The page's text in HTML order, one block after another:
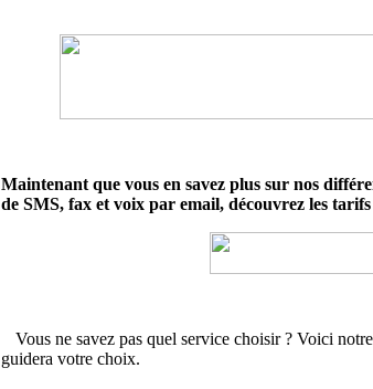
Maintenant que vous en savez plus sur nos
de SMS, fax et voix par email, découvrez les
Vous ne savez pas quel service choisir ? Voici notre
guidera votre choix.